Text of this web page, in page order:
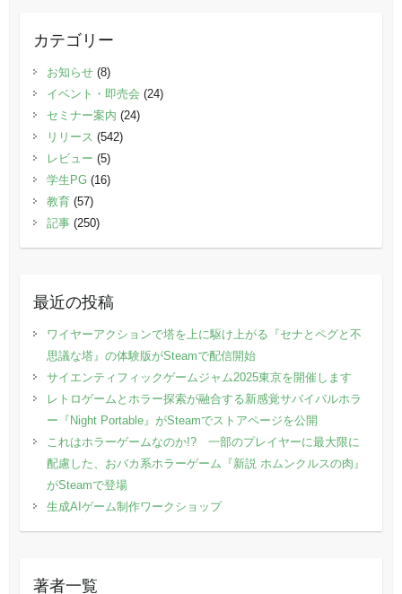
カテゴリー
お知らせ(8)
イベント・即売会 (24)
セミナー案内 (24)
リリース (542)
レビュー (5)
学生PG(16)
教育(57)
記事(250)
最近の投稿
ワイヤーアクションで塔を上に駆け上がる『セナとペグと不
思議な塔』の体験版がSteamで配信開始
サイエンティフィックゲームジャム2025東京を開催します
レトロゲームとホラー探索が融合する新感覚サバイバルホラ
ー『Night Portable』がSteamでストアページを公開
これはホラーゲームなのか!? 一部のプレイヤーに最大限に
配慮した、おバカ系ホラーゲーム『新説 ホムンクルスの肉』
がSteamで登場
生成AIゲーム制作ワークショップ
著者一覧